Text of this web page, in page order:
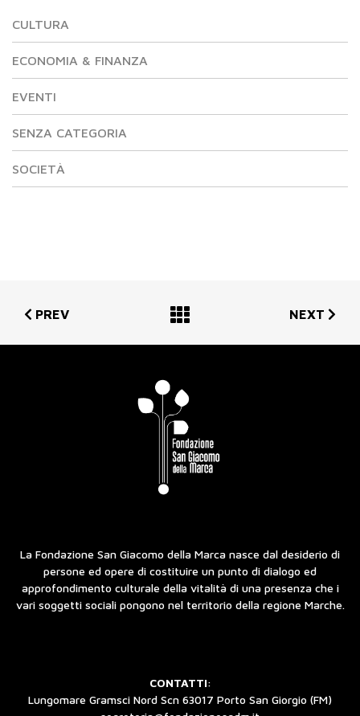
CULTURA
ECONOMIA & FINANZA
EVENTI
SENZA CATEGORIA
SOCIETÀ
PREV NEXT
La Fondazione San Giacomo della Marca nasce dal desiderio di
persone ed opere di costituire un punto di dialogo ed
approfondimento culturale della vitalità di una presenza che i
vari soggetti sociali pongono nel territorio della regione Marche.
CONTATTI:
Lungomare Gramsci Nord Scn 63017 Porto San Giorgio (FM)